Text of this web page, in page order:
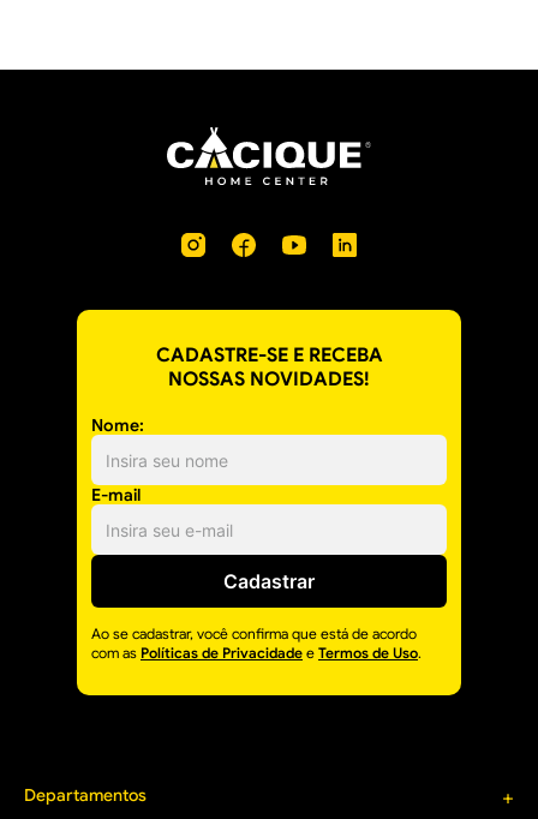
CADASTRE-SE E RECEBA
NOSSAS NOVIDADES!
Nome:
E-mail
Cadastrar
Ao se cadastrar, você confirma que está de acordo
com as Políticas de Privacidade e Termos de Uso.
Departamentos +